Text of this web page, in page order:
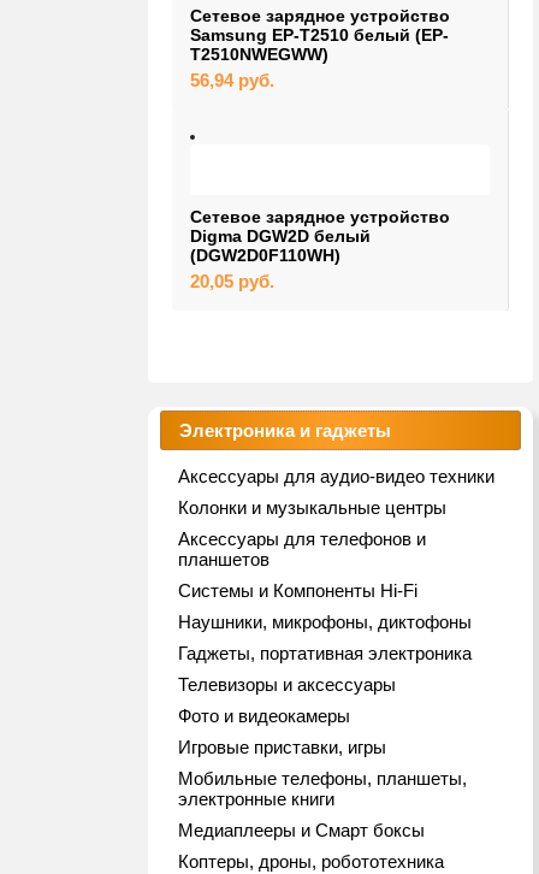
Сетевое зарядное устройство
Samsung EP-T2510 белый (EP-
T2510NWEGWW)
56,94 руб.
Сетевое зарядное устройство
Digma DGW2D белый
(DGW2D0F110WH)
20,05 руб.
Электроника и гаджеты
Аксессуары для аудио-видео техники
Колонки и музыкальные центры
Аксессуары для телефонов и
планшетов
Системы и Компоненты Hi-Fi
Наушники, микрофоны, диктофоны
Гаджеты, портативная электроника
Телевизоры и аксессуары
Фото и видеокамеры
Игровые приставки, игры
Мобильные телефоны, планшеты,
электронные книги
Медиаплееры и Смарт боксы
Коптеры, дроны, робототехника